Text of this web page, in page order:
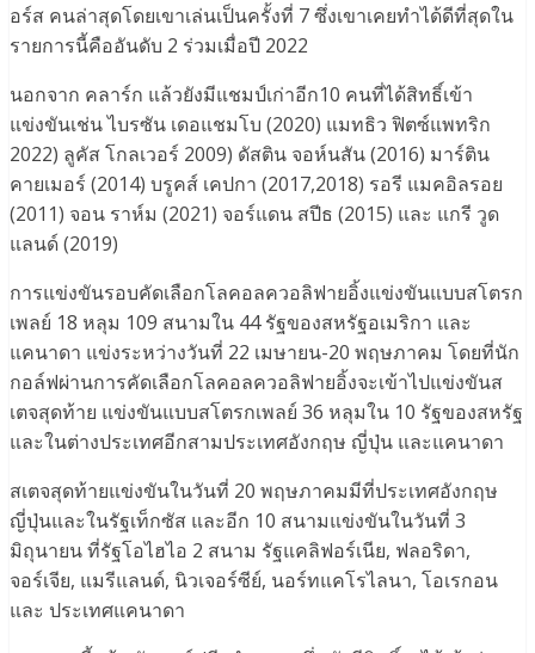
อร์ส คนล่าสุดโดยเขาเล่นเป็นครั้งที่ 7 ซึ่งเขาเคยทำได้ดีที่สุดใน
รายการนี้คืออันดับ 2 ร่วมเมื่อปี 2022
นอกจาก คลาร์ก แล้วยังมีแชมป์เก่าอีก10 คนที่ได้สิทธิ์เข้า
แข่งขันเช่น ไบรซัน เดอแชมโบ (2020) แมทธิว ฟิตซ์แพทริก
2022) ลูคัส โกลเวอร์ 2009) ดัสติน จอห์นสัน (2016) มาร์ติน
คายเมอร์ (2014) บรูคส์ เคปกา (2017,2018) รอรี แมคอิลรอย
(2011) จอน ราห์ม (2021) จอร์แดน สปีธ (2015) และ แกรี วูด
แลนด์ (2019)
การแข่งขันรอบคัดเลือกโลคอลควอลิฟายอิ้งแข่งขันแบบสโตรก
เพลย์ 18 หลุม 109 สนามใน 44 รัฐของสหรัฐอเมริกา และ
แคนาดา แข่งระหว่างวันที่ 22 เมษายน-20 พฤษภาคม โดยที่นัก
กอล์ฟผ่านการคัดเลือกโลคอลควอลิฟายอิ้งจะเข้าไปแข่งขันส
เตจสุดท้าย แข่งขันแบบสโตรกเพลย์ 36 หลุมใน 10 รัฐของสหรัฐ
และในต่างประเทศอีกสามประเทศอังกฤษ ญี่ปุ่น และแคนาดา
สเตจสุดท้ายแข่งขันในวันที่ 20 พฤษภาคมมีที่ประเทศอังกฤษ
ญี่ปุ่นและในรัฐเท็กซัส และอีก 10 สนามแข่งขันในวันที่ 3
มิถุนายน ที่รัฐโอไฮไอ 2 สนาม รัฐแคลิฟอร์เนีย, ฟลอริดา,
จอร์เจีย, แมรีแลนด์, นิวเจอร์ซีย์, นอร์ทแคโรไลนา, โอเรกอน
และ ประเทศแคนาดา